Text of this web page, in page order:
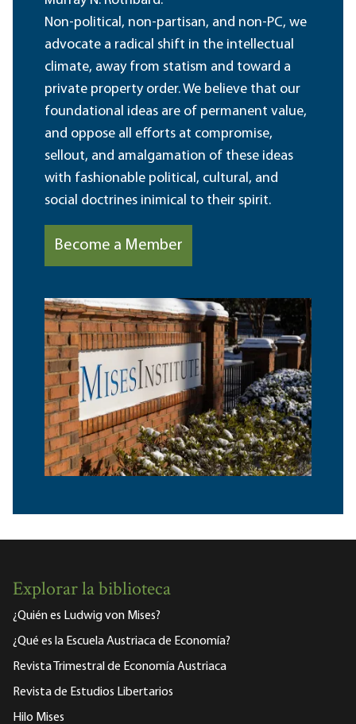
Non-political, non-partisan, and non-PC, we
advocate a radical shift in the intellectual
climate, away from statism and toward a
private property order. We believe that our
foundational ideas are of permanent value,
and oppose all efforts at compromise,
sellout, and amalgamation of these ideas
with fashionable political, cultural, and
social doctrines inimical to their spirit.
Become a Member
Explorar la biblioteca
¿Quién es Ludwig von Mises?
¿Qué es la Escuela Austriaca de Economía?
Revista Trimestral de Economía Austriaca
Revista de Estudios Libertarios
Hilo Mises